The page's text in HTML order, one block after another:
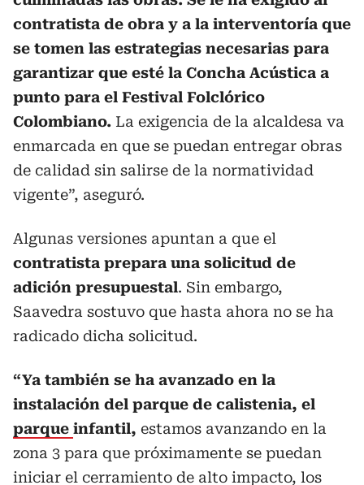
contratista de obra y a la interventoría que
se tomen las estrategias necesarias para
garantizar que esté la Concha Acústica a
punto para el Festival Folclórico
Colombiano. La exigencia de la alcaldesa va
enmarcada en que se puedan entregar obras
de calidad sin salirse de la normatividad
vigente”, aseguró.
Algunas versiones apuntan a que el
contratista prepara una solicitud de
adición presupuestal. Sin embargo,
Saavedra sostuvo que hasta ahora no se ha
radicado dicha solicitud.
“Ya también se ha avanzado en la
instalación del parque de calistenia, el
parque infantil, estamos avanzando en la
zona 3 para que próximamente se puedan
iniciar el cerramiento de alto impacto, los